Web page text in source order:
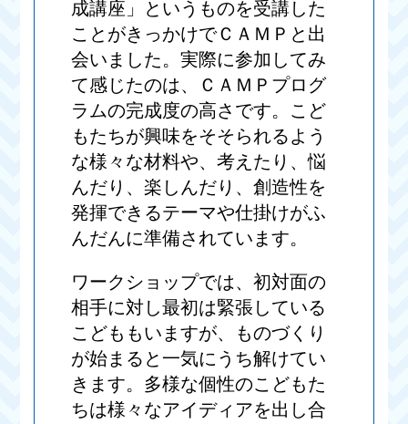
成講座」というものを受講した
ことがきっかけでＣＡＭＰと出
会いました。実際に参加してみ
て感じたのは、ＣＡＭＰプログ
ラムの完成度の高さです。こど
もたちが興味をそそられるよう
な様々な材料や、考えたり、悩
んだり、楽しんだり、創造性を
発揮できるテーマや仕掛けがふ
んだんに準備されています。
ワークショップでは、初対面の
相手に対し最初は緊張している
こどももいますが、ものづくり
が始まると一気にうち解けてい
きます。多様な個性のこどもた
ちは様々なアイディアを出し合